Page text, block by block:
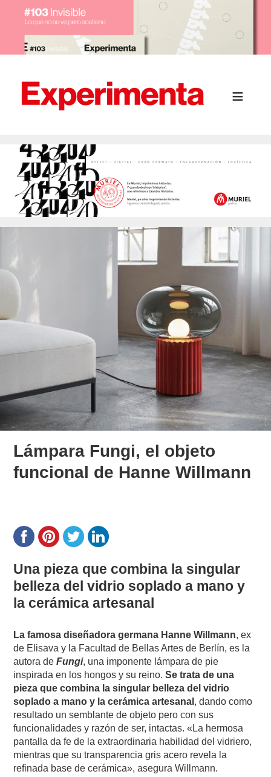
Lámpara Fungi, el objeto
funcional de Hanne Willmann
Una pieza que combina la singular
belleza del vidrio soplado a mano y
la cerámica artesanal
La famosa diseñadora germana Hanne Willmann, ex
de Elisava y la Facultad de Bellas Artes de Berlín, es la
autora deFungi, una imponente lámpara de pie
inspirada en los hongos y su reino.Se trata de una
pieza que combina la singular belleza del vidrio
soplado a mano y la cerámica artesanal , dando como
resultado un semblante de objeto pero con sus
funcionalidades y razón de ser, intactas. «La hermosa
pantalla da fe de la extraordinaria habilidad del vidriero,
mientras que su transparencia gris acero revela la
refinada base de cerámica», asegura Willmann.